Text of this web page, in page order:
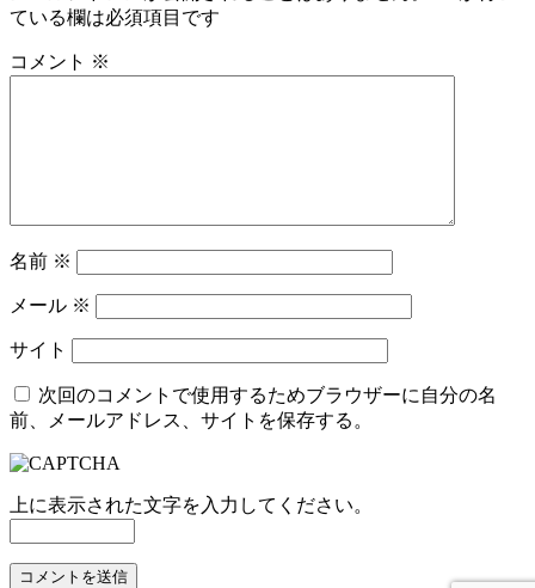
ている欄は必須項目です
コメント ※
名前 ※
メール ※
サイト
次回のコメントで使用するためブラウザーに自分の名
前、メールアドレス、サイトを保存する。
上に表示された文字を入力してください。